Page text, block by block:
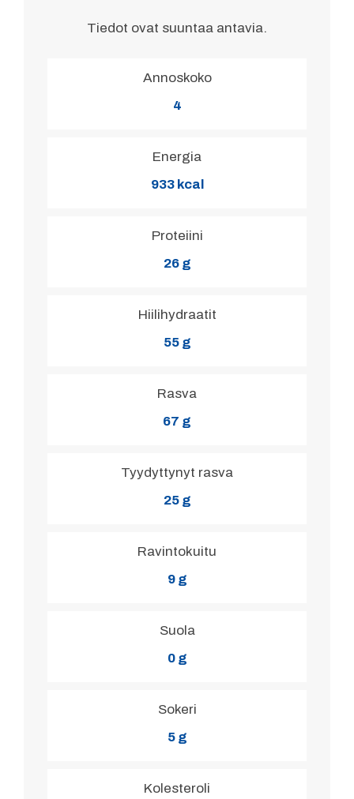
Tiedot ovat suuntaa antavia.
Annoskoko
4
Energia
933 kcal
Proteiini
26 g
Hiilihydraatit
55 g
Rasva
67 g
Tyydyttynyt rasva
25 g
Ravintokuitu
9 g
Suola
0 g
Sokeri
5 g
Kolesteroli